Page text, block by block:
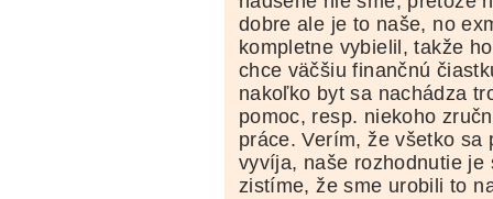
dobre ale je to naše, no
kompletne vybielil, takže
chce väčšiu finančnú
nakoľko byt sa nachádza
pomoc, resp. niekoho
práce. Verím, že všetko sa
vyvíja, naše rozhodnutie je
zistíme, že sme urobili to